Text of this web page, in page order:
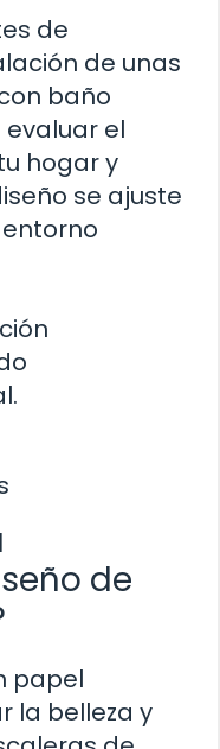
de
de unas
baño
el
hogar y
se ajuste
de
papel
la belleza y